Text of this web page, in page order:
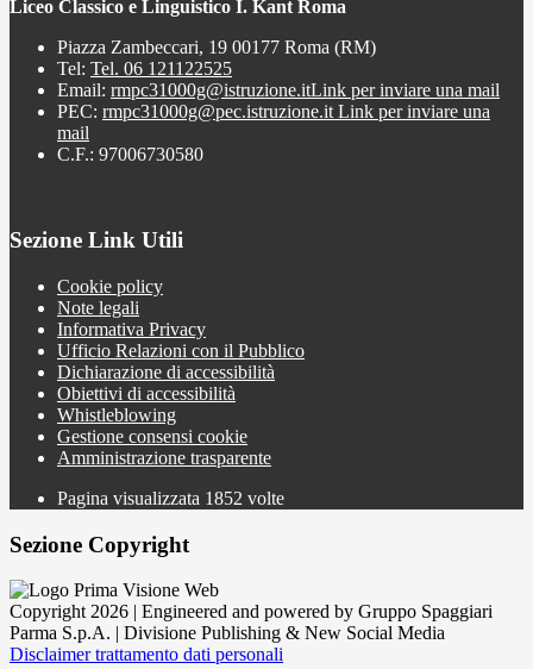
Liceo Classico e Linguistico I. Kant Roma
Piazza Zambeccari, 19 00177 Roma (RM)
Tel: Tel. 06 121122525
Email: rmpc31000g@istruzione.itLink per inviare una mail
PEC: rmpc31000g@pec.istruzione.it Link per inviare una
mail
C.F.: 97006730580
Sezione Link Utili
Cookie policy
Note legali
Informativa Privacy
Ufficio Relazioni con il Pubblico
Dichiarazione di accessibilità
Obiettivi di accessibilità
Whistleblowing
Gestione consensi cookie
Amministrazione trasparente
Pagina visualizzata 1852 volte
Sezione Copyright
Copyright 2026 | Engineered and powered by Gruppo Spaggiari
Parma S.p.A. | Divisione Publishing & New Social Media
Disclaimer trattamento dati personali